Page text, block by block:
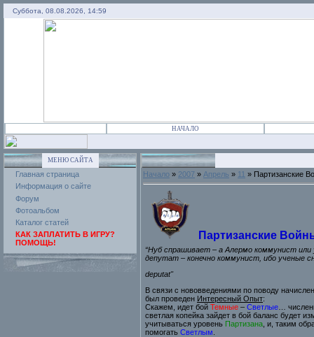
Суббота, 08.08.2026, 14:59
НАЧАЛО
МЕНЮ САЙТА
Главная страница
Информация о сайте
Форум
Фотоальбом
Каталог статей
КАК ЗАПЛАТИТЬ В ИГРУ?
ПОМОЩЬ!
Начало » 2007 » Апрель » 11 » Партизанские
Партизанские
“Нуб спрашивает – а Алермо коммунист или
депутат – конечно коммунист, ибо ученые
deputat"
В связи с нововведениями по поводу
был проведен Интересный Опыт:
Скажем, идет бой Темные – Светлые …
светлая копейка зайдет в бой баланс будет
учитываться уровень Партизана , и, таким
помогать Светлым